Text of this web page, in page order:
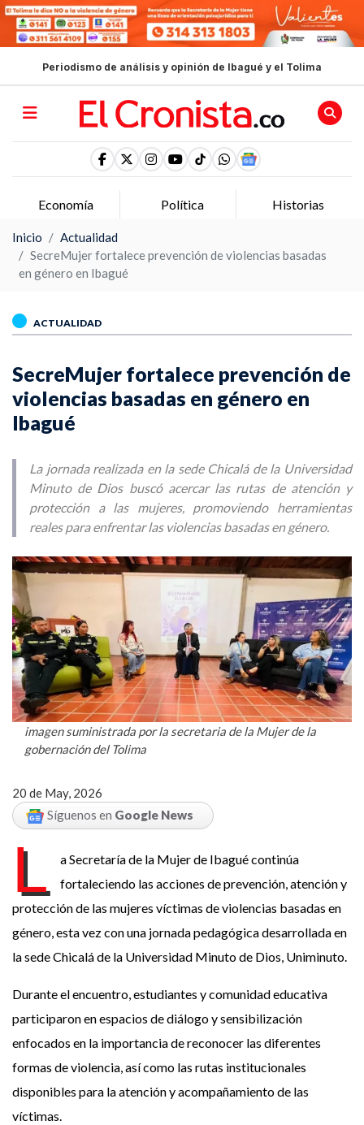
Periodismo de análisis y opinión de Ibagué y el Tolima
Economía Política Historias
Inicio
Actualidad
SecreMujer fortalece prevención de violencias basadas
en género en Ibagué
ACTUALIDAD
SecreMujer fortalece prevención de
violencias basadas en género en
Ibagué
La jornada realizada en la sede Chicalá de la Universidad
Minuto de Dios buscó acercar las rutas de atención y
protección a las mujeres, promoviendo herramientas
reales para enfrentar las violencias basadas en género.
imagen suministrada por la secretaria de la Mujer de la
gobernación del Tolima
20 de May, 2026
Síguenos en Google News
L
a Secretaría de la Mujer de Ibagué continúa
fortaleciendo las acciones de prevención, atención y
protección de las mujeres víctimas de violencias basadas en
género, esta vez con una jornada pedagógica desarrollada en
la sede Chicalá de la Universidad Minuto de Dios, Uniminuto.
Durante el encuentro, estudiantes y comunidad educativa
participaron en espacios de diálogo y sensibilización
enfocados en la importancia de reconocer las diferentes
formas de violencia, así como las rutas institucionales
disponibles para la atención y acompañamiento de las
víctimas.